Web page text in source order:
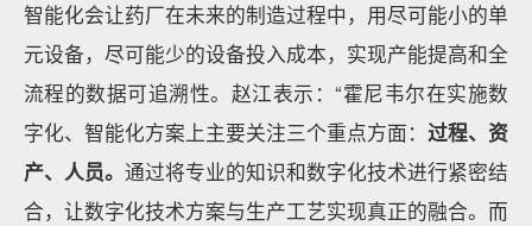
智能化会让药厂在未来的制造过程中，用尽可能小的单
元设备，尽可能少的设备投入成本，实现产能提高和全
流程的数据可追溯性。赵江表示：“霍尼韦尔在实施数
字化、智能化方案上主要关注三个重点方面： 过程、资
产、人员。 通过将专业的知识和数字化技术进行紧密结
合，让数字化技术方案与生产工艺实现真正的融合。而